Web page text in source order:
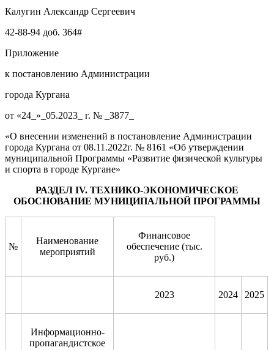
Калугин Александр Сергеевич
42-88-94 доб. 364#
Приложение
к постановлению Администрации
города Кургана
от «24_»_05.2023_ г. № _3877_
«О внесении изменений в постановление Администрации
города Кургана от 08.11.2022г. № 8161 «Об утверждении
муниципальной Программы «Развитие физической культуры
и спорта в городе Кургане»
РАЗДЕЛ IV. ТЕХНИКО-ЭКОНОМИЧЕСКОЕ
ОБОСНОВАНИЕ МУНИЦИПАЛЬНОЙ ПРОГРАММЫ
№
Наименование
мероприятий
Финансовое
обеспечение (тыс.
руб.)
2023 2024 2025
Информационно-
пропагандистское